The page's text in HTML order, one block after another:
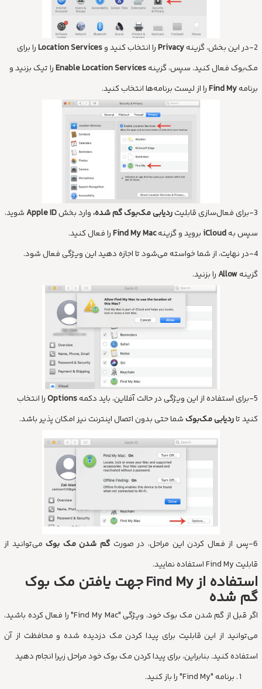
2-در این بخش، گزینه Privacyرا انتخاب کنید وLocation Servicesرا برای
مک‌بوک فعال کنید. سپس، گزینهEnable Location Servicesرا تیک بزنید و
برنامهFind Myرا از لیست برنامه‌ها انتخاب کنید.
3-برای فعال‌سازی قابلیت ردیابی مک‌بوک گم شده،وارد بخشApple IDشوید،
سپس بهiCloud بروید و گزینهFind My Macرا فعال کنید.
4-در نهایت، از شما خواسته می‌شود تا اجازه دهید این ویژگی فعال شود.
گزینهAllowرا بزنید.
5-برای استفاده از این ویژگی در حالت آفلاین، باید دکمه Optionsرا انتخاب
کنید تاردیابی مک‌بوکشما حتی بدون اتصال اینترنت نیز امکان پذیر باشد.
6-پس از فعال کردن این مراحل، در صورت گم شدن مک بوکمی‌توانید از
قابلیت Find My استفاده نمایید.
استفاده از Find My جهت یافتن مک بوک
گم شده
اگر قبل از گم شدن مک بوک خود، ویژگی "Find My Mac" را فعال کرده باشید،
می‌توانید از این قابلیت برای پیدا کردن مک دزدیده شده و محافظت از آن
استفاده کنید. بنابراین، برای پیدا کردن مک بوک خود مراحل زیرا انجام دهید
برنامه "Find My" را باز کنید.